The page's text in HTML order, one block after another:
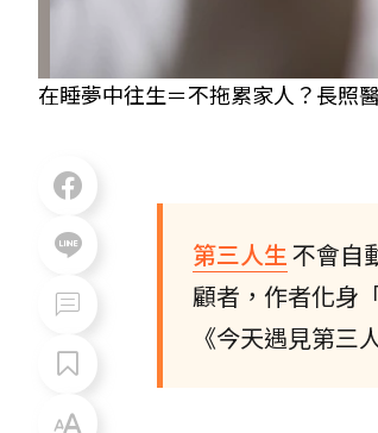
在睡夢中往生＝不拖累家人？長照
第三人生不會自
顧者，作者化身
《今天遇見第三